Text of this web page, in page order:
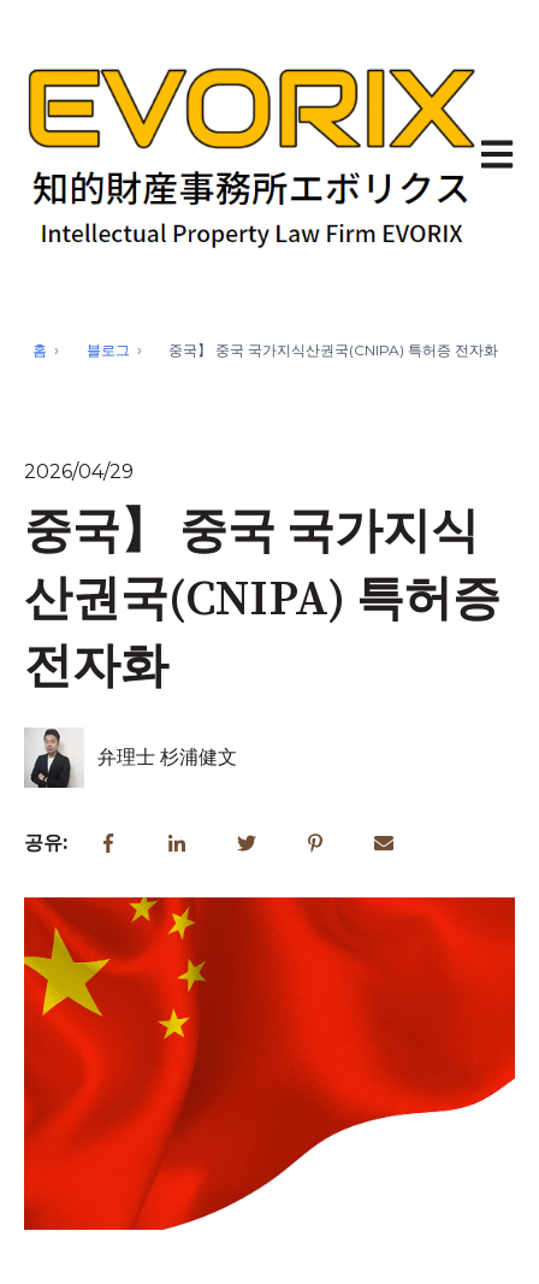
기본
홈 블로그 중국】 중국 국가지식산권국(CNIPA) 특허증 전자화
2026/04/29
중국】 중국 국가지식
산권국(CNIPA) 특허증
전자화
弁理士 杉浦健文
공유: